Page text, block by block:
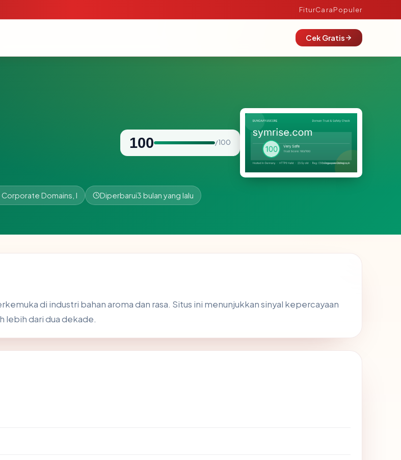
FiturCaraPopuler
Cek Gratis
100 / 100
Corporate Domains, I Diperbarui3 bulan yang lalu
di industri bahan aroma dan rasa. Situs ini menunjukkan sinyal kepercayaan
lebih dari dua dekade.